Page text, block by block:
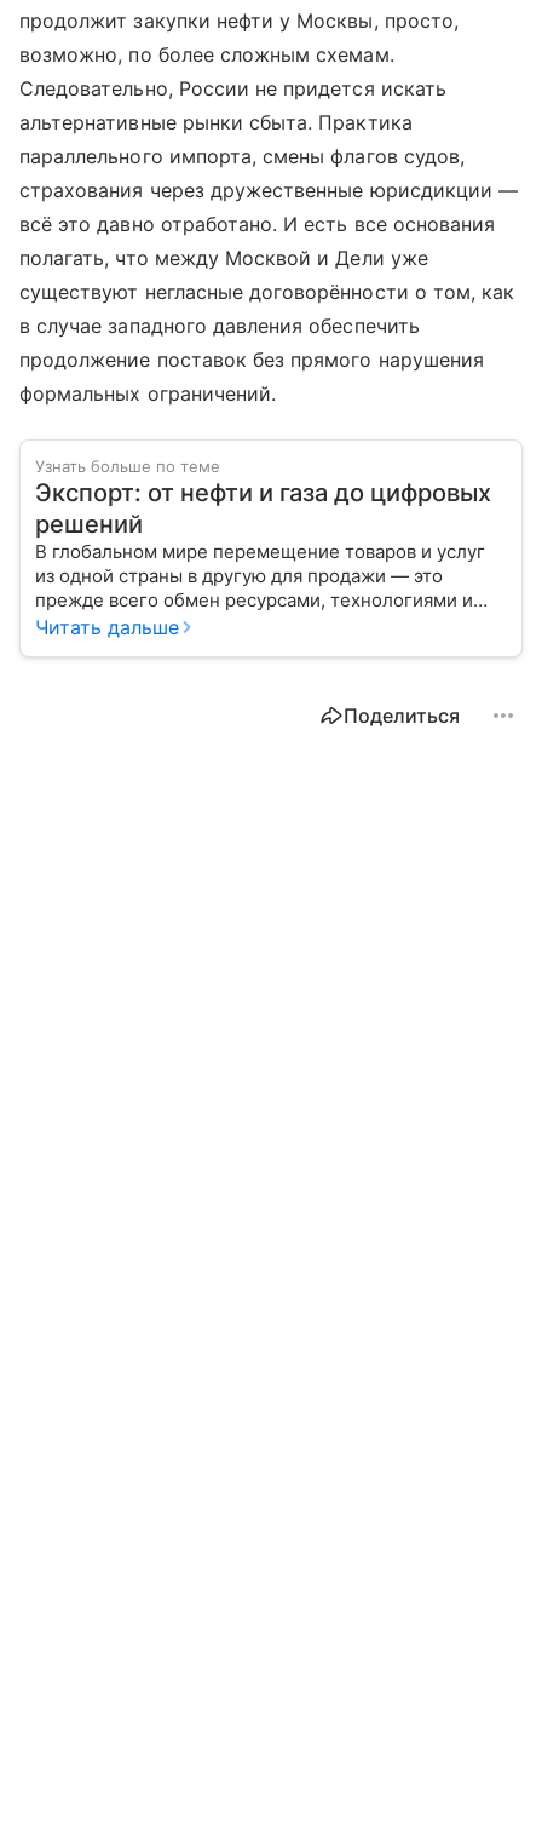
продолжит закупки нефти у Москвы, просто,
возможно, по более сложным схемам.
Следовательно, России не придется искать
альтернативные рынки сбыта. Практика
параллельного импорта, смены флагов судов,
страхования через дружественные юрисдикции —
всё это давно отработано. И есть все основания
полагать, что между Москвой и Дели уже
существуют негласные договорённости о том, как
в случае западного давления обеспечить
продолжение поставок без прямого нарушения
формальных ограничений.
Узнать больше по теме
Экспорт: от нефти и газа до цифровых
решений
В глобальном мире перемещение товаров и услуг
из одной страны в другую для продажи — это
прежде всего обмен ресурсами, технологиями и
культурой. В статье разберем, как работает экспорт
Читать дальше
Поделиться